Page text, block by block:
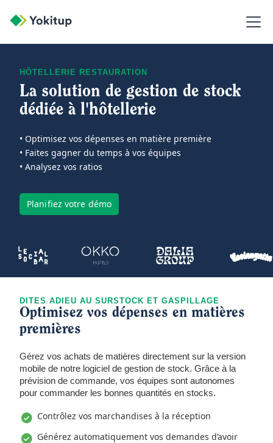
HÔTELLERIE RESTAURATION
La solution de gestion de stock
dédiée à l'hôtellerie
• Optimisez vos dépenses en matière première
• Faites gagner du temps à vos équipes
• Analysez vos ratios
Planifiez votre démo
DITES ADIEU AU SURSTOCK ET GASPILLAGE
Optimisez vos dépenses en matières
premières
Gérez vos achats de matières directement sur la version
mobile de notre logiciel de gestion de stock. Grâce à la
prévision de commande, vos équipes sont autonomes
pour commander les bonnes quantités en stocks.
Contrôlez vos marchandises à la réception
Générez automatiquement vos demandes d’avoir